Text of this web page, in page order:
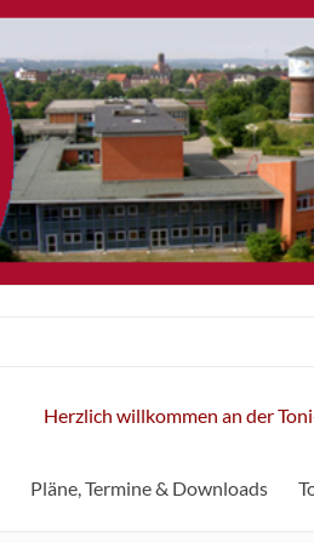
Herzlich willkommen an der Toni-
Pläne, Termine & Downloads